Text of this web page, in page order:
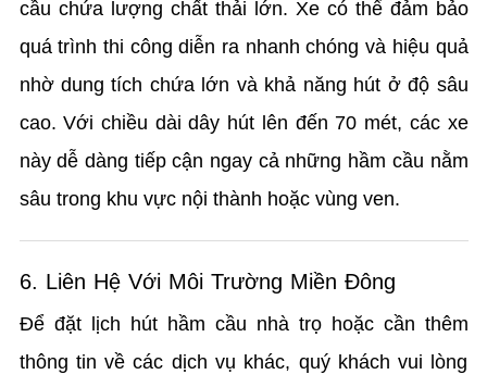
cầu chứa lượng chất thải lớn. Xe có thể đảm bảo
quá trình thi công diễn ra nhanh chóng và hiệu quả
nhờ dung tích chứa lớn và khả năng hút ở độ sâu
cao. Với chiều dài dây hút lên đến 70 mét, các xe
này dễ dàng tiếp cận ngay cả những hầm cầu nằm
sâu trong khu vực nội thành hoặc vùng ven.
6. Liên Hệ Với Môi Trường Miền Đông
Để đặt lịch hút hầm cầu nhà trọ hoặc cần thêm
thông tin về các dịch vụ khác, quý khách vui lòng